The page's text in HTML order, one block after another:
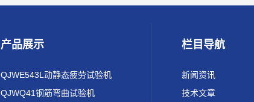
产品展示
QJWE543L动静态疲劳试验机
QJWQ41钢筋弯曲试验机
栏目导航
新闻资讯
技术文章